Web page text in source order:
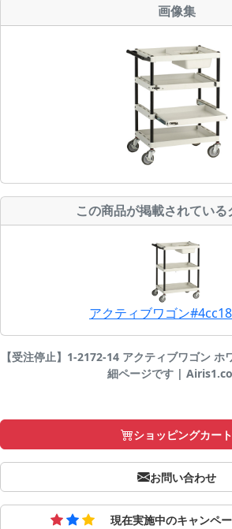
画像集
この商品が掲載されている
アクティブワゴン
【受注停止】1-2172-14 アクティブワゴン ホ
細ページです |
ショッピングカート
お問い合わせ
現在実施中のキャンペ